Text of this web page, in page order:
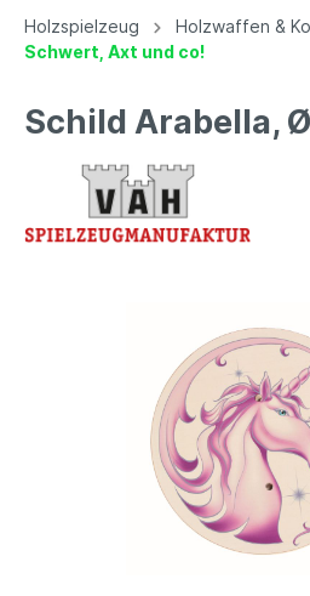
Holzspielzeug
Holzwaffen &
Schwert, Axt und co!
Schild Arabella,